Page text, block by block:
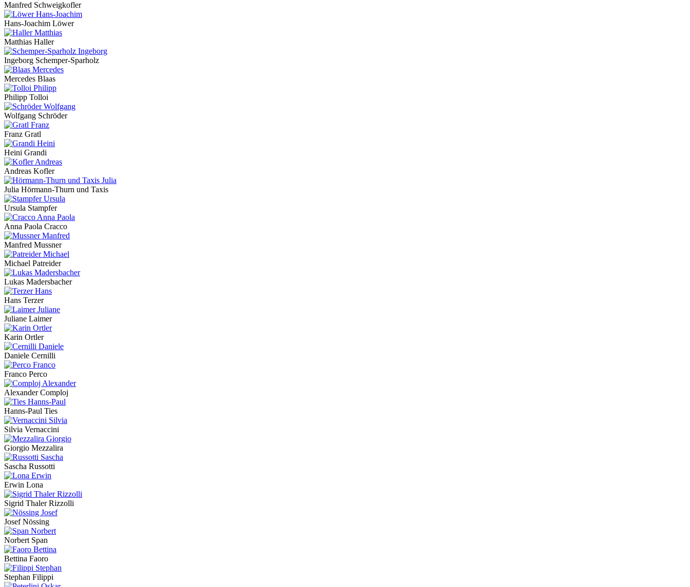
Manfred Schweigkofler
Hans-Joachim Löwer
Matthias Haller
Ingeborg Schemper-Sparholz
Mercedes Blaas
Philipp Tolloi
Wolfgang Schröder
Franz Gratl
Heini Grandi
Andreas Kofler
Julia Hörmann-Thurn und Taxis
Ursula Stampfer
Anna Paola Cracco
Manfred Mussner
Michael Patreider
Lukas Madersbacher
Hans Terzer
Juliane Laimer
Karin Ortler
Daniele Cernilli
Franco Perco
Alexander Comploj
Hanns-Paul Ties
Silvia Vernaccini
Giorgio Mezzalira
Sascha Russotti
Erwin Lona
Sigrid Thaler Rizzolli
Josef Nössing
Norbert Span
Bettina Faoro
Stephan Filippi